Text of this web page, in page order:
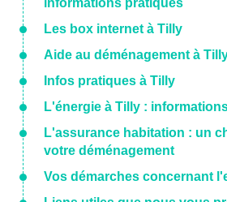
informations pratiques
Les box internet à Tilly
Aide au déménagement à
Infos pratiques à Tilly
L'énergie à Tilly :
L'assurance habitation : un
votre déménagement
Vos démarches concernant